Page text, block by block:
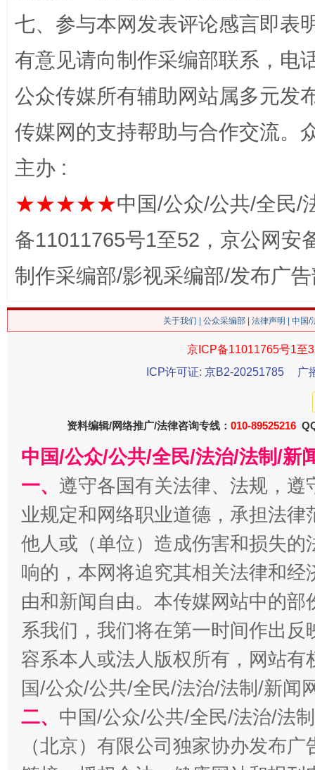
习近平的博鳌关键词
魏明亮
“刷贴”乱象丛生
生
揭批美国五大"原罪" "炒
七、参与本网发表评论感言即表
有意见请向制作采编部联系，电
公众传媒所有辅助网站属多元发
传媒网的支持帮助与合作交流。
主办 :
★★★★★中国/公众/公共/全民/
备11011765号1至52，京公网安
制作采编部/影视采编部/发布广
关于我们 公众采编部 法律声明 | 中国
京ICP备11011765号1至
ICP许可证: 京B2-20251785
广
资料编辑/网络推广/法律咨询专线： 010-89525216
中国/公众/公共/全民/法治/法制/新
一、 遵守各国有关法律、法规，
业规定和网络职业道德，承担法
他人或（单位）造成伤害和损失
响的，本网将追究其相关法律和
由和新闻自由。本传媒网站中的
系我们，我们将在第一时间作出
容系本人或法人版权所有，网站
国/公众/公共/全民/法治/法制/新闻
二、 中国/公众/公共/全民/法治/法
（北京）有限公司独家协办发布